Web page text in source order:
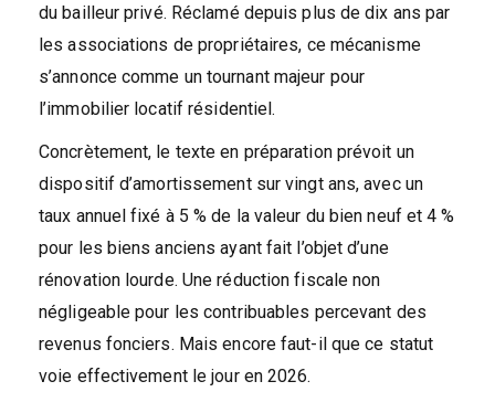
du bailleur privé. Réclamé depuis plus de dix ans par
les associations de propriétaires, ce mécanisme
s’annonce comme un tournant majeur pour
l’immobilier locatif résidentiel.
Concrètement, le texte en préparation prévoit un
dispositif d’amortissement sur vingt ans, avec un
taux annuel fixé à 5 % de la valeur du bien neuf et 4 %
pour les biens anciens ayant fait l’objet d’une
rénovation lourde. Une réduction fiscale non
négligeable pour les contribuables percevant des
revenus fonciers. Mais encore faut-il que ce statut
voie effectivement le jour en 2026.